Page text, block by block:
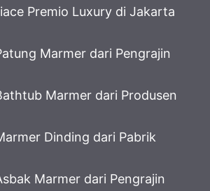
Premio Luxury di Jakarta
Marmer dari Pengrajin
Marmer dari Produsen
Dinding dari Pabrik
Marmer dari Pengrajin